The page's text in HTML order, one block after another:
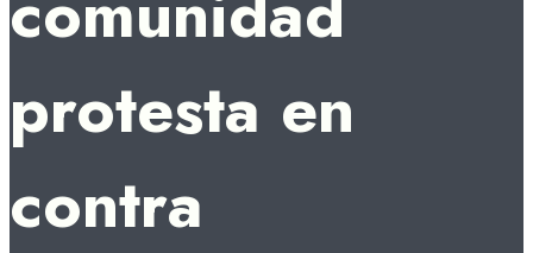
protesta en
contra